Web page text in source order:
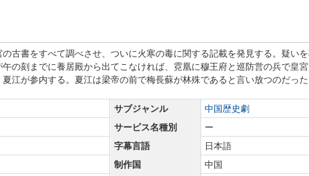
古書をすべて調べさせ、ついに火寒の毒に関する記載を発見する。疑い
の刻までに養居殿から出てこなければ、霓凰に穆王府と巡防営の兵で皇
江が参内する。夏江は梁帝の前で梅長蘇が林殊であると言い放つのだった
サブジャンル
中国歴史劇
サービス名種別
ー
字幕言語
日本語
制作国
中国